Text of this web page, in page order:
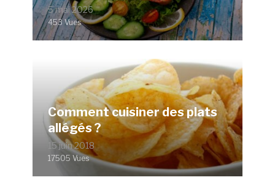
5 mai 2026
453 Vues
Comment cuisiner des plats
allégés ?
15 juin 2018
17505 Vues